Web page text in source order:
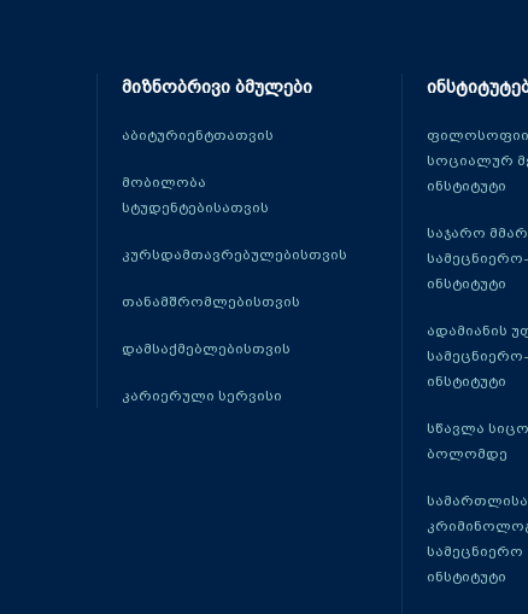
მიზნობრივი ბმულები
აბიტურიენტთათვის
მობილობა
სტუდენტებისათვის
კურსდამთავრებულებისთვის
თანამშრომლებისთვის
დამსაქმებლებისთვის
კარიერული სერვისი
სოციალურ
ინსტიტუტი
საჯარო
ინსტიტუტი
ადამიანის
ინსტიტუტი
სწავლა
ბოლომდე
სამეცნიერო
ინსტიტუტი